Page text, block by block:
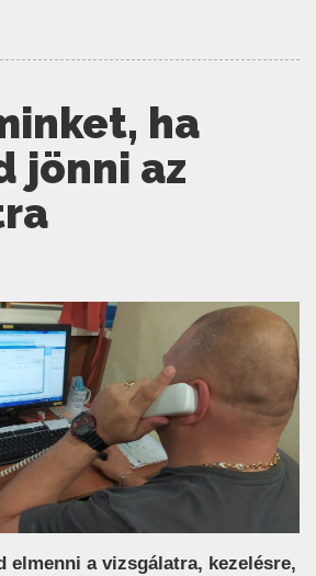
ha
jönni az
elmenni a vizsgálatra, kezelésre,